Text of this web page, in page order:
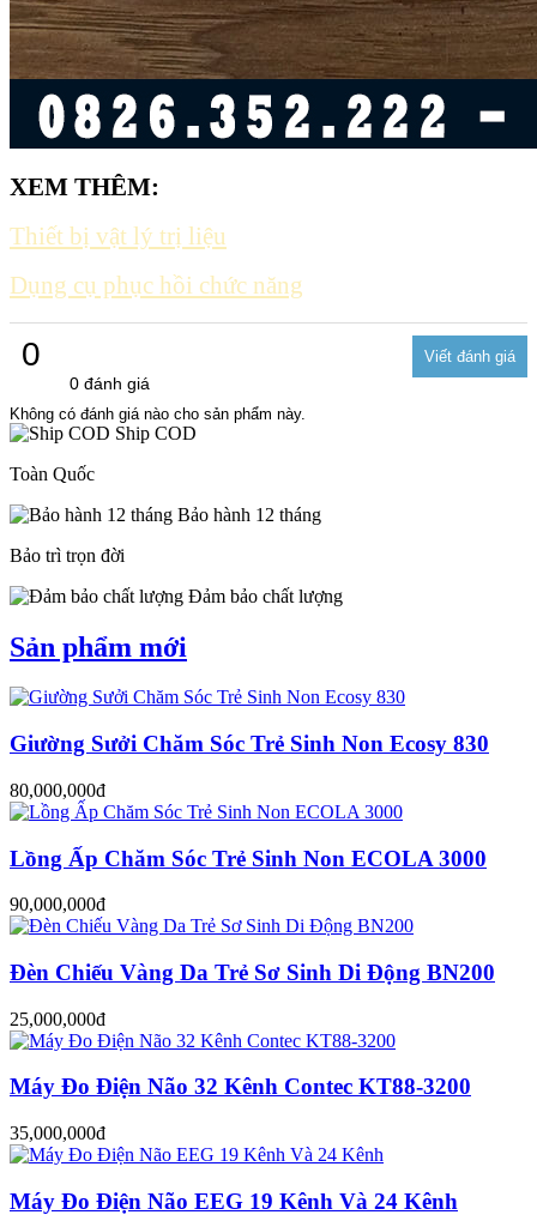
XEM THÊM:
Thiết bị vật lý trị liệu
Dụng cụ phục hồi chức năng
0
0 đánh giá
Không có đánh giá nào cho sản phẩm này.
Ship COD
Toàn Quốc
Bảo hành 12 tháng
Bảo trì trọn đời
Đảm bảo chất lượng
Sản phẩm mới
Giường Sưởi Chăm Sóc Trẻ Sinh Non Ecosy 830
80,000,000đ
Lồng Ấp Chăm Sóc Trẻ Sinh Non ECOLA 3000
90,000,000đ
Đèn Chiếu Vàng Da Trẻ Sơ Sinh Di Động BN200
25,000,000đ
Máy Đo Điện Não 32 Kênh Contec KT88-3200
35,000,000đ
Máy Đo Điện Não EEG 19 Kênh Và 24 Kênh